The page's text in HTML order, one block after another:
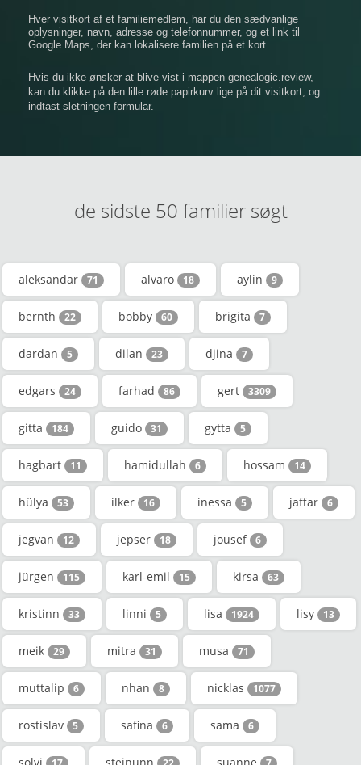
Hver visitkort af et familiemedlem, har du den sædvanlige
oplysninger, navn, adresse og telefonnummer, og et link til
Google Maps, der kan lokalisere familien på et kort.
Hvis du ikke ønsker at blive vist i mappen genealogic.review,
kan du klikke på den lille røde papirkurv lige på dit visitkort, og
indtast sletningen formular.
de sidste 50 familier søgt
aleksandar 71 alvaro 18 aylin 9
bernth 22 bobby 60 brigita 7
dardan 5 dilan 23 djina 7
edgars 24 farhad 86 gert 3309
gitta 184 guido 31 gytta 5
hagbart 11 hamidullah 6 hossam 14
hülya 53 ilker 16 inessa 5 jaffar 6
jegvan 12 jepser 18 jousef 6
jürgen 115 karl-emil 15 kirsa 63
kristinn 33 linni 5 lisa 1924 lisy 13
meik 29 mitra 31 musa 71
muttalip 6 nhan 8 nicklas 1077
rostislav 5 safina 6 sama 6